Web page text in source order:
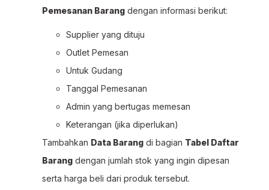
Pemesanan Barang dengan informasi berikut:
Supplier yang dituju
Outlet Pemesan
Untuk Gudang
Tanggal Pemesanan
Admin yang bertugas memesan
Keterangan (jika diperlukan)
Tambahkan Data Barang di bagian Tabel Daftar
Barang dengan jumlah stok yang ingin dipesan
serta harga beli dari produk tersebut.